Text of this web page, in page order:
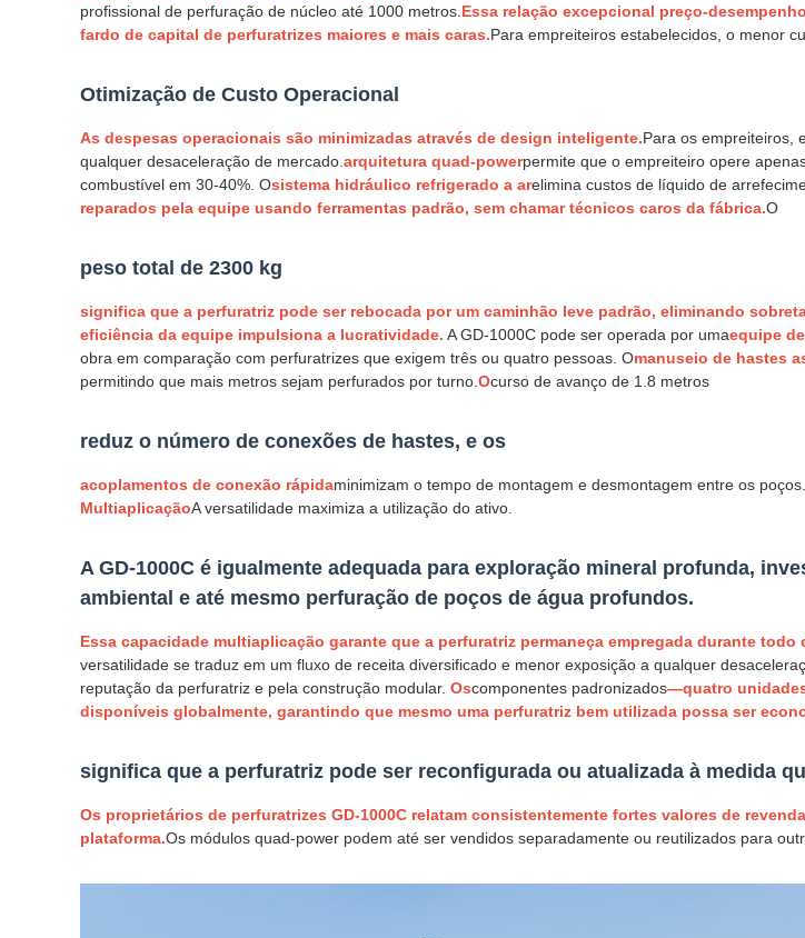
profissional de perfuração de núcleo até 1000 metros. Essa relação excepcional preço-
fardo de capital de perfuratrizes maiores e mais caras.Para empreiteiros estabelecidos, o menor
Otimização de Custo Operacional
As despesas operacionais são minimizadas através de design inteligente.Para os empreiteiros,
qualquer desaceleração de mercado. arquitetura quad-powerpermite que o empreiteiro opere
combustível em 30-40%. Osistema hidráulico refrigerado a arelimina custos de líquido de
reparados pela equipe usando ferramentas padrão, sem chamar técnicos caros da fábrica.O
peso total de 2300 kg
significa que a perfuratriz pode ser rebocada por um caminhão leve padrão, eliminando
eficiência da equipe impulsiona a lucratividade. A GD-1000C pode ser operada por umaequipe
obra em comparação com perfuratrizes que exigem três ou quatro pessoas. Omanuseio de hastes
permitindo que mais metros sejam perfurados por turno. Ocurso de avanço de 1.8 metros
reduz o número de conexões de hastes, e os
acoplamentos de conexão rápidaminimizam o tempo de montagem e desmontagem entre os
MultiaplicaçãoA versatilidade maximiza a utilização do ativo.
A GD-1000C é igualmente adequada para exploração mineral profunda,
ambiental e até mesmo perfuração de poços de água profundos.
Essa capacidade multiaplicação garante que a perfuratriz permaneça empregada durante
versatilidade se traduz em um fluxo de receita diversificado e menor exposição a qualquer
reputação da perfuratriz e pela construção modular. Oscomponentes padronizados—quatro
disponíveis globalmente, garantindo que mesmo uma perfuratriz bem utilizada possa ser
significa que a perfuratriz pode ser reconfigurada ou atualizada à medida
Os proprietários de perfuratrizes GD-1000C relatam consistentemente fortes valores de
plataforma.Os módulos quad-power podem até ser vendidos separadamente ou reutilizados para